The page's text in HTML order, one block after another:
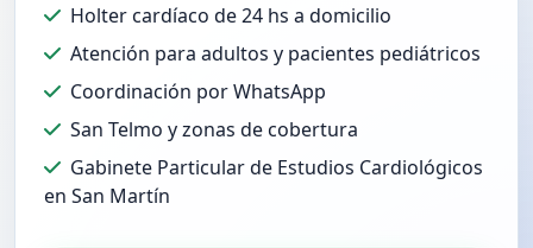
Holter cardíaco de 24 hs a domicilio
Atención para adultos y pacientes pediátricos
Coordinación por WhatsApp
San Telmo y zonas de cobertura
Gabinete Particular de Estudios Cardiológicos
en San Martín